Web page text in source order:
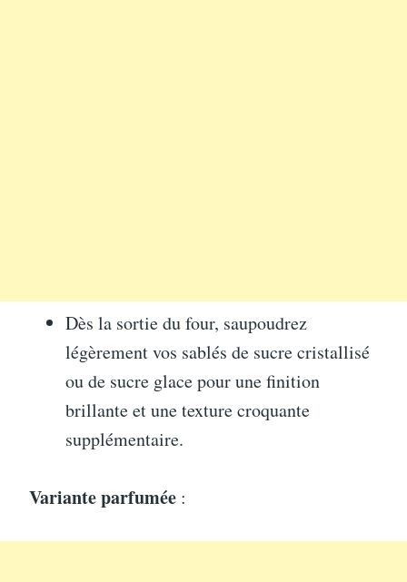
Dès la sortie du four, saupoudrez
légèrement vos sablés de sucre cristallisé
ou de sucre glace pour une finition
brillante et une texture croquante
supplémentaire.
Variante parfumée :